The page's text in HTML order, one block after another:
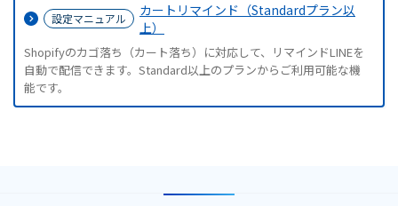
設定マニュアル
カートリマインド（Standardプラン以
上）
Shopifyのカゴ落ち（カート落ち）に対応して、リマインドLINEを
自動で配信できます。Standard以上のプランからご利用可能な機
能です。